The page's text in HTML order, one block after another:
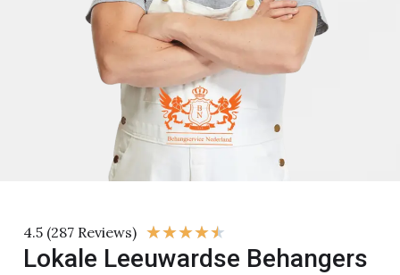
4.5 (287 Reviews) ★★★★★
Lokale Leeuwardse Behangers